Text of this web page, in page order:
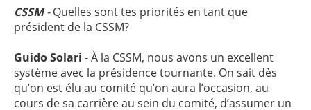
CSSM-Quelles sont tes priorités en tant que
président de la CSSM?
Guido Solari - À la CSSM, nous avons un excellent
système avec la présidence tournante. On sait dès
qu’on est élu au comité qu’on aura l’occasion, au
cours de sa carrière au sein du comité, d’assumer un